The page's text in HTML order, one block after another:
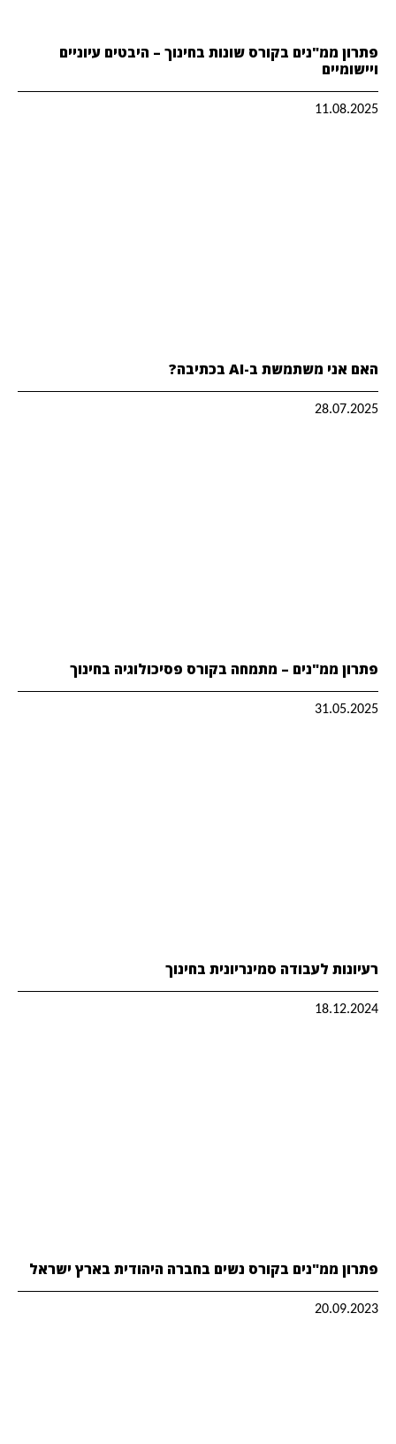
פתרון ממ"נים בקורס שונות בחינוך – היבטים עיוניים
ויישומיים
11.08.2025
האם אני משתמשת ב-AI בכתיבה?
28.07.2025
פתרון ממ"נים – מתמחה בקורס פסיכולוגיה בחינוך
31.05.2025
רעיונות לעבודה סמינריונית בחינוך
18.12.2024
פתרון ממ"נים בקורס נשים בחברה היהודית בארץ ישראל
20.09.2023